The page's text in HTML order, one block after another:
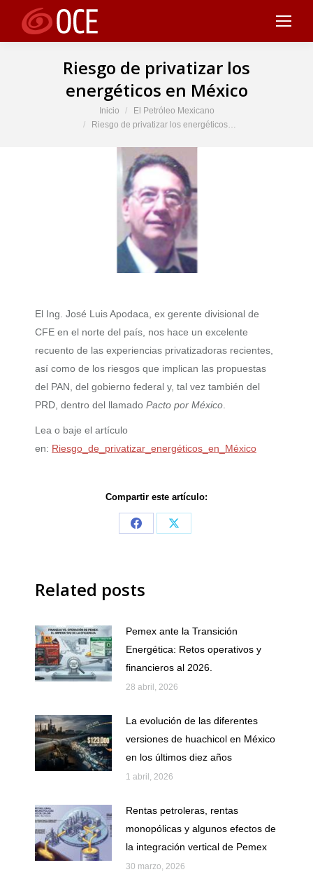
Riesgo de privatizar los
energéticos en México
Inicio
El Petróleo Mexicano
Riesgo de privatizar los energéticos…
El Ing. José Luis Apodaca, ex gerente divisional de
CFE en el norte del país, nos hace un excelente
recuento de las experiencias privatizadoras recientes,
así como de los riesgos que implican las propuestas
del PAN, del gobierno federal y, tal vez también del
PRD, dentro del llamado Pacto por México
Lea o baje el artículo
en: Riesgo_de_privatizar_energéticos_en_México
Compartir este artículo:
Share
Share
Related posts
Pemex ante la Transición
Energética: Retos operativos y
financieros al 2026.
28 abril, 2026
La evolución de las diferentes
versiones de huachicol en México
en los últimos diez años
1 abril, 2026
Rentas petroleras, rentas
monopólicas y algunos efectos de
la integración vertical de Pemex
30 marzo, 2026